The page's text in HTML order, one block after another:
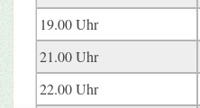
19.00 Uhr
21.00 Uhr
22.00 Uhr